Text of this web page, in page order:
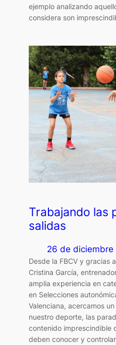
ejemplo analizando
considera son
Trabajando las
salidas
26 de diciembre
Desde la FBCV y gracias
Cristina García,
amplia experiencia en
en Selecciones
Valenciana, acercamos
nuestro deporte, las
contenido imprescindible
deben conocer y